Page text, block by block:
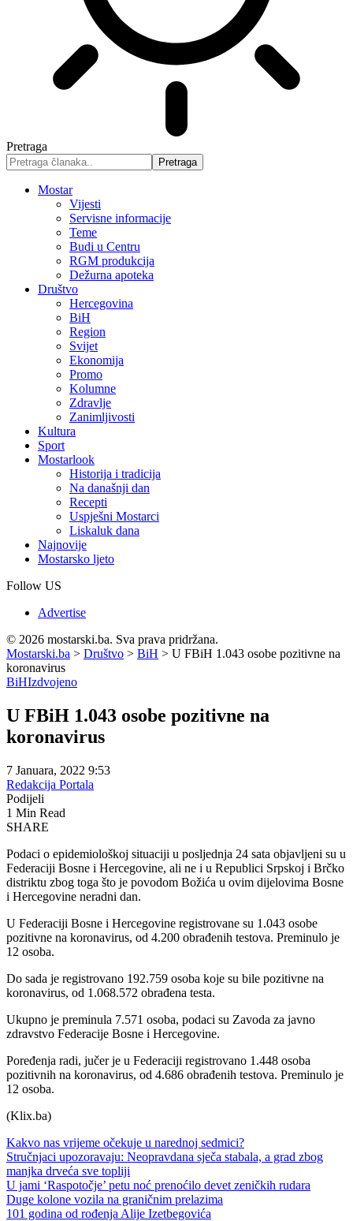
Pretraga
Mostar
Vijesti
Servisne informacije
Teme
Budi u Centru
RGM produkcija
Dežurna apoteka
Društvo
Hercegovina
BiH
Region
Svijet
Ekonomija
Promo
Kolumne
Zdravlje
Zanimljivosti
Kultura
Sport
Mostarlook
Historija i tradicija
Na današnji dan
Recepti
Uspješni Mostarci
Liskaluk dana
Najnovije
Mostarsko ljeto
Follow US
Advertise
© 2026 mostarski.ba. Sva prava pridržana.
Mostarski.ba > Društvo > BiH > U FBiH 1.043 osobe pozitivne na
koronavirus
BiHIzdvojeno
U FBiH 1.043 osobe pozitivne na
koronavirus
7 Januara, 2022 9:53
Redakcija Portala
Podijeli
1 Min Read
SHARE
Podaci o epidemiološkoj situaciji u posljednja 24 sata objavljeni su u
Federaciji Bosne i Hercegovine, ali ne i u Republici Srpskoj i Brčko
distriktu zbog toga što je povodom Božića u ovim dijelovima Bosne
i Hercegovine neradni dan.
U Federaciji Bosne i Hercegovine registrovane su 1.043 osobe
pozitivne na koronavirus, od 4.200 obrađenih testova. Preminulo je
12 osoba.
Do sada je registrovano 192.759 osoba koje su bile pozitivne na
koronavirus, od 1.068.572 obrađena testa.
Ukupno je preminula 7.571 osoba, podaci su Zavoda za javno
zdravstvo Federacije Bosne i Hercegovine.
Poređenja radi, jučer je u Federaciji registrovano 1.448 osoba
pozitivnih na koronavirus, od 4.686 obrađenih testova. Preminulo je
12 osoba.
(Klix.ba)
Kakvo nas vrijeme očekuje u narednoj sedmici?
Stručnjaci upozoravaju: Neopravdana sječa stabala, a grad zbog
manjka drveća sve topliji
U jami ‘Raspotočje’ petu noć prenoćilo devet zeničkih rudara
Duge kolone vozila na graničnim prelazima
101 godina od rođenja Alije Izetbegovića